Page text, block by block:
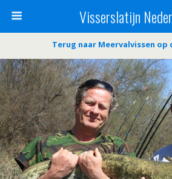
Visserslatijn
Terug naar Meervalvissen op